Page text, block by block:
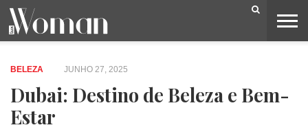
BELEZA
CAPA
LIFESTYLE
MODA
OPINIÃO
PESSOAS
SOCIEDADE
VIDEOS
BELEZA JUNHO 27, 2025
Dubai: Destino de Beleza e Bem-
Estar